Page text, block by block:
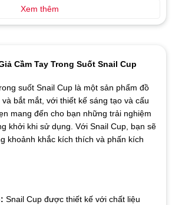
Cầm Tay Trong Suốt Snail Cup
suốt Snail Cup là một sản phẩm đồ
bắt mắt, với thiết kế sáng tạo và cấu
mang đến cho bạn những trải nghiệm
khởi khi sử dụng. Với Snail Cup, bạn sẽ
khoảnh khắc kích thích và phấn kích
Snail Cup được thiết kế với chất liệu
Xem thêm